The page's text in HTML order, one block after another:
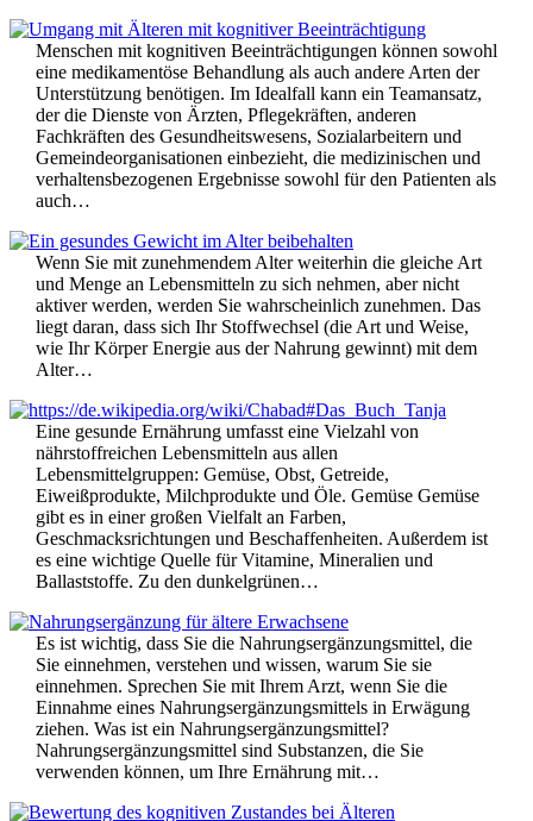
Menschen mit kognitiven Beeinträchtigungen können sowohl
eine medikamentöse Behandlung als auch andere Arten der
Unterstützung benötigen. Im Idealfall kann ein Teamansatz,
der die Dienste von Ärzten, Pflegekräften, anderen
Fachkräften des Gesundheitswesens, Sozialarbeitern und
Gemeindeorganisationen einbezieht, die medizinischen und
verhaltensbezogenen Ergebnisse sowohl für den Patienten als
auch…
Wenn Sie mit zunehmendem Alter weiterhin die gleiche Art
und Menge an Lebensmitteln zu sich nehmen, aber nicht
aktiver werden, werden Sie wahrscheinlich zunehmen. Das
liegt daran, dass sich Ihr Stoffwechsel (die Art und Weise,
wie Ihr Körper Energie aus der Nahrung gewinnt) mit dem
Alter…
Eine gesunde Ernährung umfasst eine Vielzahl von
nährstoffreichen Lebensmitteln aus allen
Lebensmittelgruppen: Gemüse, Obst, Getreide,
Eiweißprodukte, Milchprodukte und Öle. Gemüse Gemüse
gibt es in einer großen Vielfalt an Farben,
Geschmacksrichtungen und Beschaffenheiten. Außerdem ist
es eine wichtige Quelle für Vitamine, Mineralien und
Ballaststoffe. Zu den dunkelgrünen…
Es ist wichtig, dass Sie die Nahrungsergänzungsmittel, die
Sie einnehmen, verstehen und wissen, warum Sie sie
einnehmen. Sprechen Sie mit Ihrem Arzt, wenn Sie die
Einnahme eines Nahrungsergänzungsmittels in Erwägung
ziehen. Was ist ein Nahrungsergänzungsmittel?
Nahrungsergänzungsmittel sind Substanzen, die Sie
verwenden können, um Ihre Ernährung mit…